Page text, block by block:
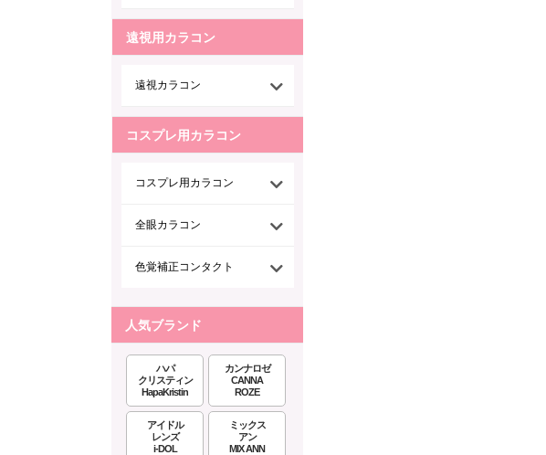
遠視用カラコン
遠視カラコン
コスプレ用カラコン
コスプレ用カラコン
全眼カラコン
色覚補正コンタクト
人気ブランド
ハパ
クリスティン
HapaKristin
カンナロゼ
CANNA
ROZE
アイドル
レンズ
i-DOL
ミックス
アン
MIX ANN